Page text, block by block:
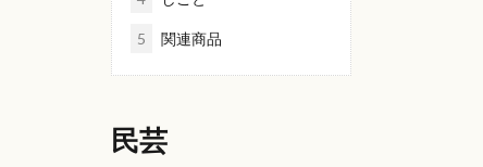
5 関連商品
民芸